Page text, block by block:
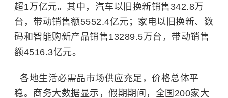
超1万亿元。其中，汽车以旧换新销售342.8万
台，带动销售额5552.4亿元；家电以旧换新、数
码和智能购新产品销售13289.5万台，带动销售
额4516.3亿元。
各地生活必需品市场供应充足，价格总体平
稳。商务大数据显示，假期期间，全国200家大